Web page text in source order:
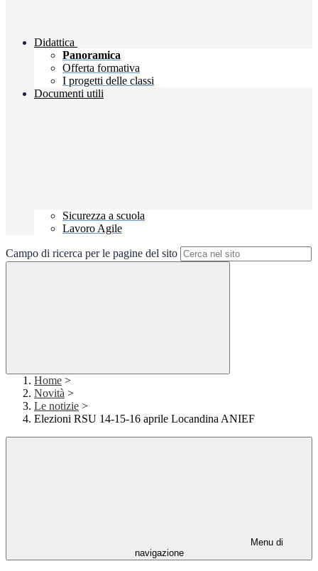
Didattica
Panoramica
Offerta formativa
I progetti delle classi
Documenti utili
Sicurezza a scuola
Lavoro Agile
Campo di ricerca per le pagine del sito
Home >
Novità >
Le notizie >
Elezioni RSU 14-15-16 aprile Locandina ANIEF
Menu di
navigazione